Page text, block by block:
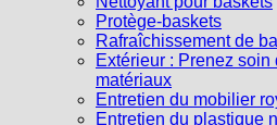
Protège-baskets
Rafraîchissement de
Extérieur : Prenez
matériaux
Entretien du mobilier
Entretien du plastique